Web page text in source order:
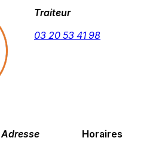
Traiteur
03 20 53 41 98
Adresse
Horaires